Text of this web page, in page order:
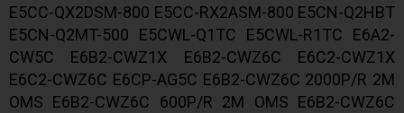
E5CC-QX2DSM-800 E5CC-RX2ASM-800 E5CN-Q2HBT
E5CN-Q2MT-500 E5CWL-Q1TC E5CWL-R1TC E6A2-
CW5C E6B2-CWZ1X E6B2-CWZ6C E6C2-CWZ1X
E6C2-CWZ6C E6CP-AG5C E6B2-CWZ6C 2000P/R 2M
OMS E6B2-CWZ6C 600P/R 2M OMS E6B2-CWZ6C